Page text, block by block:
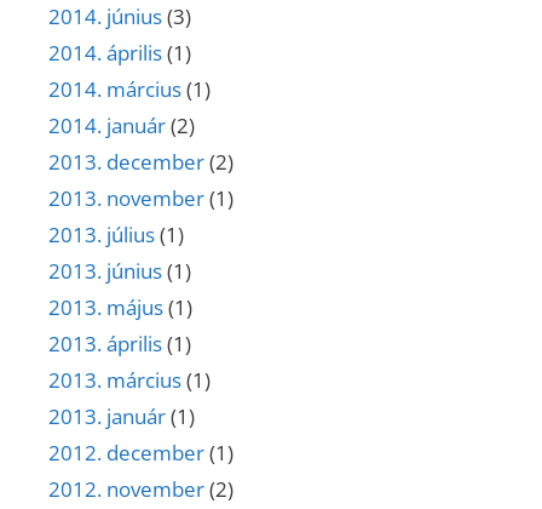
2014. június(3)
2014. április(1)
2014. március(1)
2014. január(2)
2013. december(2)
2013. november(1)
2013. július(1)
2013. június(1)
2013. május(1)
2013. április(1)
2013. március(1)
2013. január(1)
2012. december(1)
2012. november(2)